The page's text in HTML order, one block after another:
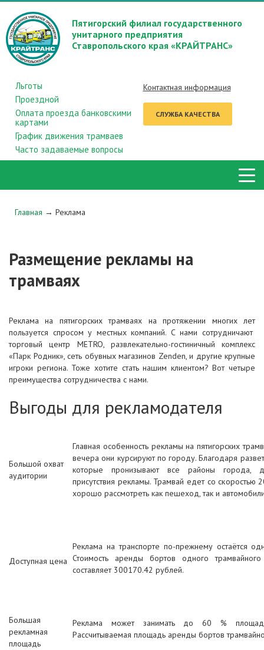
Пятигорский филиал государственного
унитарного предприятия
Ставропольского края «КРАЙТРАНС»
Льготы
Проездной
Оплата проезда банковскими
картами
График движения трамваев
Часто задаваемые вопросы
Контактная информация
СЛУЖБА КАЧЕСТВА
Главная → Реклама
Размещение рекламы на
трамваях
Реклама на пятигорских трамваях на протяжении многих лет
пользуется спросом у местных компаний. С нами сотрудничают
торговый центр METRO, развлекательно-гостиничный комплекс
«Парк Родник», сеть обувных магазинов Zenden, и другие крупные
игроки региона. Тоже хотите стать нашим клиентом? Вот четыре
преимущества сотрудничества с нами.
Выгоды для рекламодателя
Большой охват
аудитории
Главная особенность рекламы на пятигорских
вечера они курсируют по городу. Благодаря
которые пронизывают все районы города,
присутствия рекламы. Трамвай едет со
хорошо рассмотреть как пешеход, так и
Доступная цена
Реклама на транспорте по-прежнему остаётся
Стоимость аренды бортов одного
составляет 300170.42 рублей.
Большая
рекламная
площадь
Реклама может занимать до 60 %
Рассчитываемая площадь аренды бортов